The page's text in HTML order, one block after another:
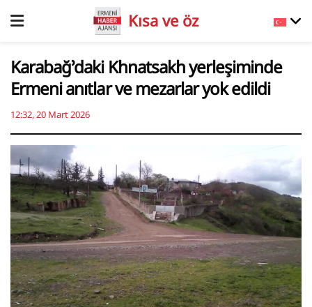
Kısa ve öz
Karabağ’daki Khnatsakh yerleşiminde
Ermeni anıtlar ve mezarlar yok edildi
12:32, 20 Mart 2026